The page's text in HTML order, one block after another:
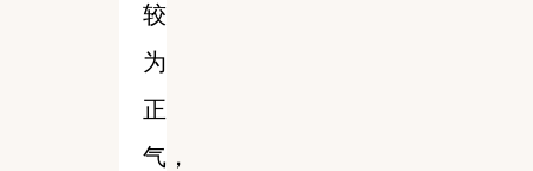
较
为
正
气，